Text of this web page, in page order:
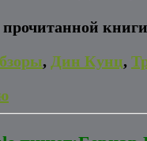
прочитанной
, Дин Кунц,